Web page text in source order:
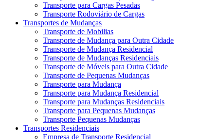
Transporte para Cargas Pesadas
Transporte Rodoviário de Cargas
Transportes de Mudanças
Transporte de Mobilias
Transporte de Mudança para Outra Cidade
Transporte de Mudança Residencial
Transporte de Mudanças Residenciais
Transporte de Móveis para Outra Cidade
Transporte de Pequenas Mudanças
Transporte para Mudança
Transporte para Mudança Residencial
Transporte para Mudanças Residenciais
Transporte para Pequenas Mudanças
Transporte Pequenas Mudanças
Transportes Residenciais
Empresa de Transporte Residencial